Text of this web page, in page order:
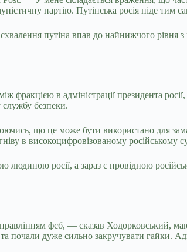
партію. Путінська росія піде
путіна впав до найнижчого рівня
фракцією в адміністрації президента
безпеки.
що це може бути використано для
в високоцифровізованому російському
росії, а зараз є провідною
фсб, — сказав Ходорковський,
почали дуже сильно закручувати гайки.